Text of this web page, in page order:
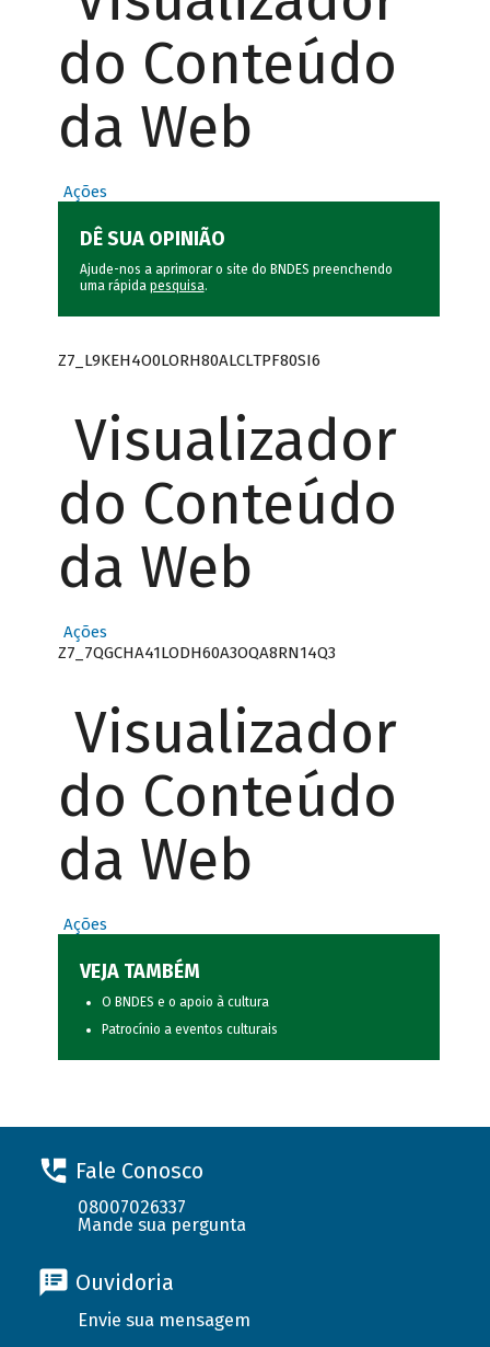
do Conteúdo
da Web
Ações
DÊ SUA OPINIÃO
Ajude-nos a aprimorar o site do BNDES preenchendo
uma rápida pesquisa.
Z7_L9KEH4O0LORH80ALCLTPF80SI6
Visualizador
do Conteúdo
da Web
Ações
Z7_7QGCHA41LODH60A3OQA8RN14Q3
Visualizador
do Conteúdo
da Web
Ações
VEJA TAMBÉM
O BNDES e o apoio à cultura
Patrocínio a eventos culturais
Fale Conosco
08007026337
Mande sua pergunta
Ouvidoria
Envie sua mensagem